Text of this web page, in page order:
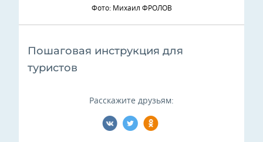
Фото: Михаил ФРОЛОВ
Пошаговая инструкция для
туристов
Расскажите друзьям: